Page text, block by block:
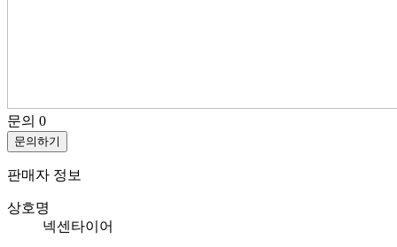
문의 0
문의하기
판매자 정보
상호명
넥센타이어